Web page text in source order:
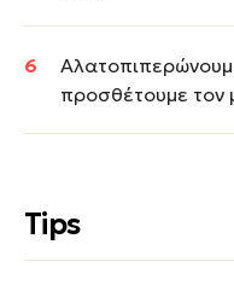
προσθέτουμε τον
Tips